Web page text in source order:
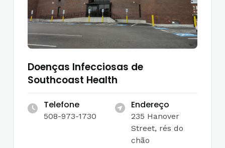
Doenças Infecciosas de
Southcoast Health
Telefone
508-973-1730
Endereço
235 Hanover
Street, rés do
chão